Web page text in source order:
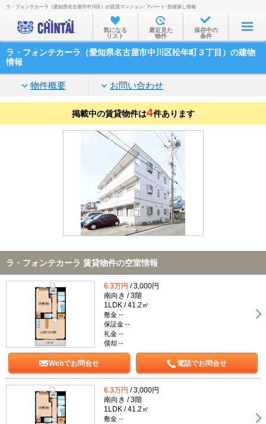
お部屋を探す
沿線・駅から
家賃相場から
通勤通学時間から
物件特集から
不動産会社から
TOP
ラ・フォンテカーラ（愛知県名古屋市中川区）の賃貸マンション･アパート･部屋探し情報
気になる
リスト
最近見た
物件
保存中の
条件
ラ・フォンテカーラ（愛知県名古屋市中川区松年町３丁目）の建物
情報
物件概要 お問い合わせ
掲載中の賃貸物件は4件あります
ラ・フォンテカーラ 賃貸物件の空室情報
6.3万円 / 3,000円
南向き / 3階
1LDK / 41.2㎡
敷金 --
保証金 --
礼金 --
償却 --
Webでお問合せ 電話でお問合せ
6.3万円 / 3,000円
南向き / 3階
1LDK / 41.2㎡
敷金 --